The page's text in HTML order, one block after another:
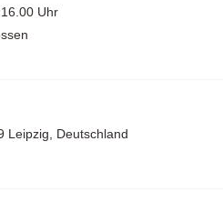
Uhr
Leipzig, Deutschland